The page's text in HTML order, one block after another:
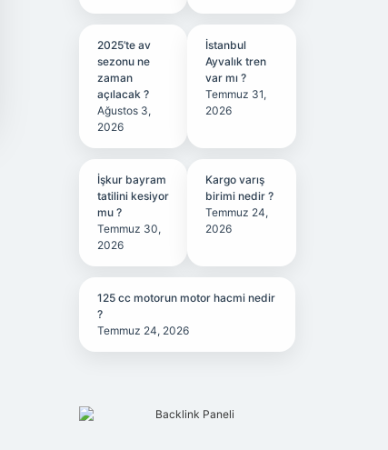
2025’te av
sezonu ne
zaman
açılacak ?
Ağustos 3,
2026
İstanbul
Ayvalık tren
var mı ?
Temmuz 31,
2026
İşkur bayram
tatilini kesiyor
mu ?
Temmuz 30,
2026
Kargo varış
birimi nedir ?
Temmuz 24,
2026
125 cc motorun motor hacmi nedir
?
Temmuz 24, 2026